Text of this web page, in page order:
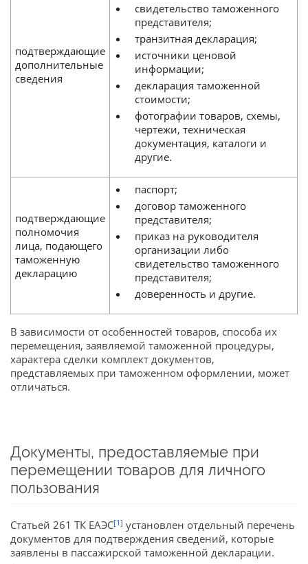
подтверждающие
дополнительные
сведения
свидетельство таможенного
представителя;
транзитная декларация;
источники ценовой
информации;
декларация таможенной
стоимости;
фотографии товаров, схемы,
чертежи, техническая
документация, каталоги и
другие.
подтверждающие
полномочия
лица, подающего
таможенную
декларацию
паспорт;
договор таможенного
представителя;
приказ на руководителя
организации либо
свидетельство таможенного
представителя;
доверенность и другие.
В зависимости от особенностей товаров, способа их
перемещения, заявляемой таможенной процедуры,
характера сделки комплект документов,
представляемых при таможенном оформлении, может
отличаться.
Документы, предоставляемые при
перемещении товаров для личного
пользования
Статьей 261 ТК ЕАЭС[1] установлен отдельный перечень
документов для подтверждения сведений, которые
заявлены в пассажирской таможенной декларации.